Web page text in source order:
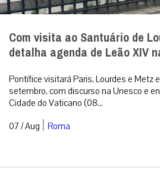
Com visita ao Santuário de
detalha agenda de Leão XIV
Pontífice visitará Paris, Lourdes e Metz
setembro, com discurso na Unesco e
Cidade do Vaticano (08...
07 / Aug | Roma